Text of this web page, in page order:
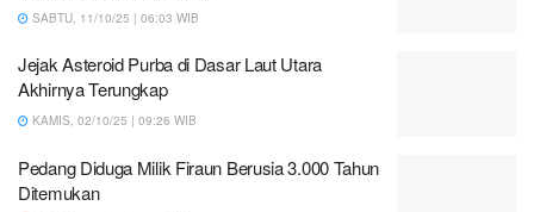
SABTU, 11/10/25 | 06:03 WIB
Jejak Asteroid Purba di Dasar Laut Utara
Akhirnya Terungkap
KAMIS, 02/10/25 | 09:26 WIB
Pedang Diduga Milik Firaun Berusia 3.000 Tahun
Ditemukan